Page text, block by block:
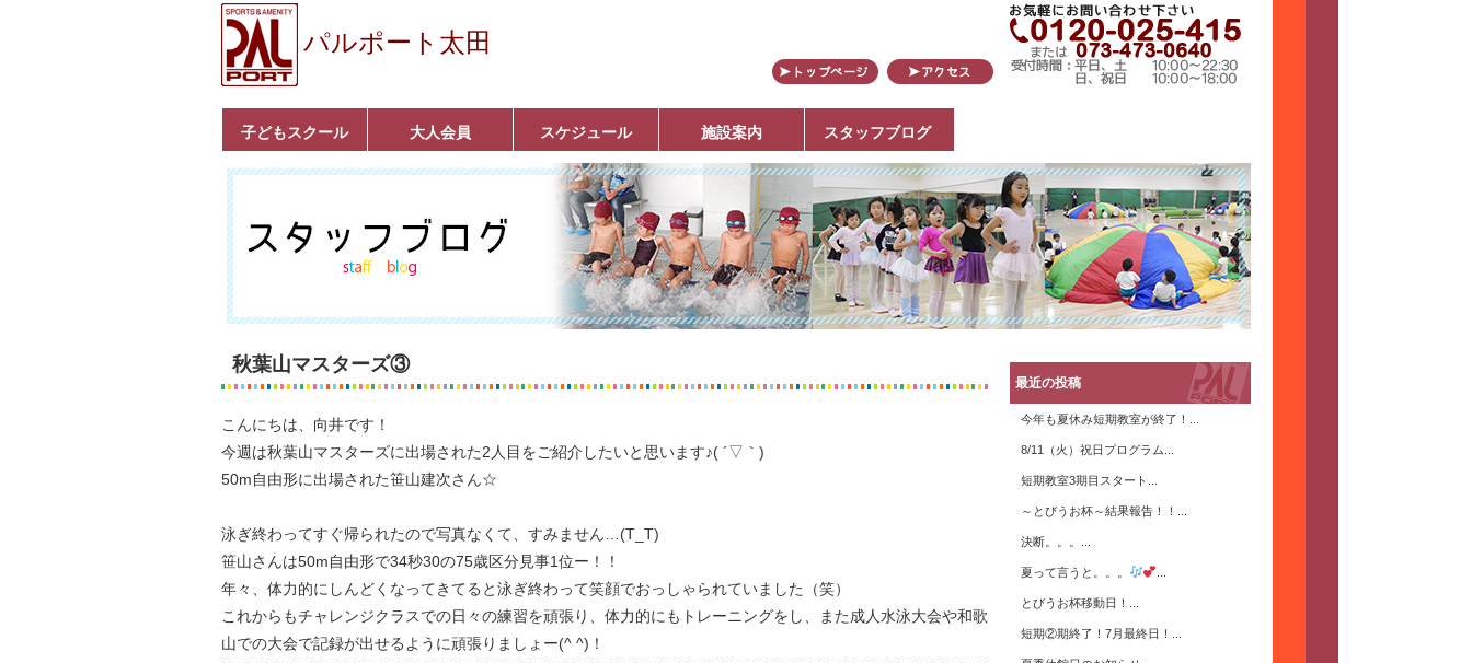
パルポート太田
子どもスクール
ベビーコース
幼児コース
小学生コース
育成コース
選手コース
キッズパーク(体操教
室)
クラシックバレエ
ボルダリング
■入会案内
大人会員
いきいきコース
トライアスロン
フィットネス
■入会案内
スケジュール 施設案内 スタッフブログ
秋葉山マスターズ③
こんにちは、向井です！
今週は秋葉山マスターズに出場された2人目をご紹介したいと思います♪( ´▽｀)
50m自由形に出場された笹山建次さん☆
泳ぎ終わってすぐ帰られたので写真なくて、すみません…(T_T)
笹山さんは50m自由形で34秒30の75歳区分見事1位ー！！
年々、体力的にしんどくなってきてると泳ぎ終わって笑顔でおっしゃられていました（笑）
これからもチャレンジクラスでの日々の練習を頑張り、体力的にもトレーニングをし、また成人水泳大会や和歌
山での大会で記録が出せるように頑張りましょー(^ ^)！
最近の投稿
今年も夏休み短期教室が終了！...
8/11（火）祝日プログラム...
短期教室3期目スタート...
～とびうお杯～結果報告！！...
決断。。。...
夏って言うと。。。
とびうお杯移動日！...
短期②期終了！7月最終日！...